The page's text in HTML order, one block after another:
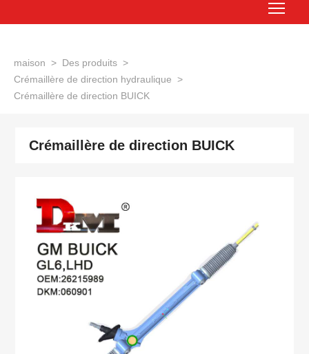
maison > Des produits >
Crémaillère de direction hydraulique >
Crémaillère de direction BUICK
Crémaillère de direction BUICK